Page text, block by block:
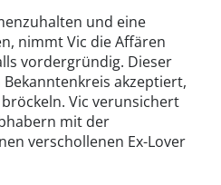
und eine
nimmt Vic die Affären
vordergründig. Dieser
akzeptiert,
Vic verunsichert
mit der
verschollenen Ex-Lover